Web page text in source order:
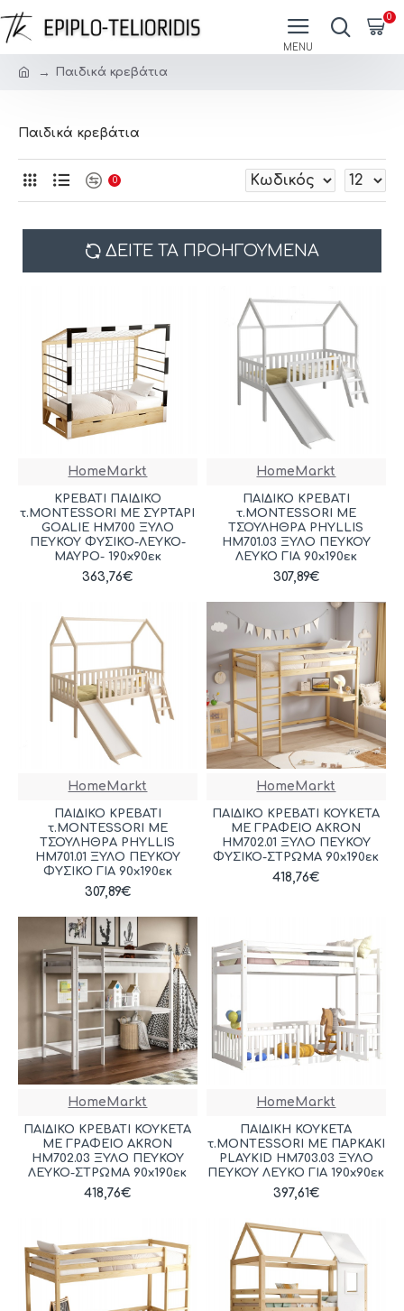
0
Παιδικά κρεβάτια
Παιδικά κρεβάτια
0
ΔΕΊΤΕ ΤΑ ΠΡΟΗΓΟΎΜΕΝΑ
HomeMarkt
ΚΡΕΒΑΤΙ ΠΑΙΔΙΚΟ
τ.MONTESSORI ΜΕ ΣΥΡΤΑΡΙ
GOALIE HM700 ΞΥΛΟ
ΠΕΥΚΟΥ ΦΥΣΙΚΟ-ΛΕΥΚΟ-
ΜΑΥΡΟ- 190x90εκ
363,76€
HomeMarkt
ΠΑΙΔΙΚΟ ΚΡΕΒΑΤΙ
τ.MONTESSORI ΜΕ
ΤΣΟΥΛΗΘΡΑ PHYLLIS
HM701.03 ΞΥΛΟ ΠΕΥΚΟΥ
ΛΕΥΚΟ ΓΙΑ 90x190εκ
307,89€
HomeMarkt
ΠΑΙΔΙΚΟ ΚΡΕΒΑΤΙ
τ.MONTESSORI ΜΕ
ΤΣΟΥΛΗΘΡΑ PHYLLIS
HM701.01 ΞΥΛΟ ΠΕΥΚΟΥ
ΦΥΣΙΚΟ ΓΙΑ 90x190εκ
307,89€
HomeMarkt
ΠΑΙΔΙΚΟ ΚΡΕΒΑΤΙ ΚΟΥΚΕΤΑ
ΜΕ ΓΡΑΦΕΙΟ AKRON
HM702.01 ΞΥΛΟ ΠΕΥΚΟΥ
ΦΥΣΙΚΟ-ΣΤΡΩΜΑ 90x190εκ
418,76€
HomeMarkt
ΠΑΙΔΙΚΟ ΚΡΕΒΑΤΙ ΚΟΥΚΕΤΑ
ΜΕ ΓΡΑΦΕΙΟ AKRON
HM702.03 ΞΥΛΟ ΠΕΥΚΟΥ
ΛΕΥΚΟ-ΣΤΡΩΜΑ 90x190εκ
418,76€
HomeMarkt
ΠΑΙΔΙΚΗ ΚΟΥΚΕΤΑ
τ.MONTESSORI ΜΕ ΠΑΡΚΑΚΙ
PLAYKID HM703.03 ΞΥΛΟ
ΠΕΥΚΟΥ ΛΕΥΚΟ ΓΙΑ 190x90εκ
397,61€